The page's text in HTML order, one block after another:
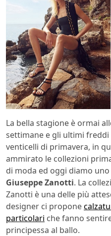
La bella stagione è ormai
settimane e gli ultimi
venticelli di primavera, in
ammirato le collezioni
di moda ed oggi diamo
Giuseppe Zanotti. La
Zanotti è una delle più
designer ci propone
particolari che fanno
principessa al ballo.